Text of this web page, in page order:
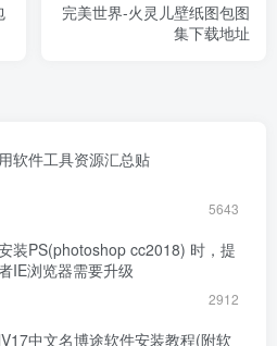
完美世界-火灵儿壁纸图包图
集下载地址
软件工具资源汇总贴
5643
装PS(photoshop cc2018) 时，提
IE浏览器需要升级
2912
中文名博途软件安装教程(附软